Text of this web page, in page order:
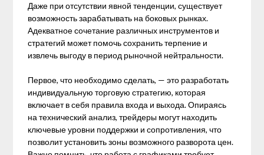
Даже при отсутствии явной тенденции, существует
возможность зарабатывать на боковых рынках.
Адекватное сочетание различных инструментов и
стратегий может помочь сохранить терпение и
извлечь выгоду в период рыночной нейтральности.
Первое, что необходимо сделать, — это разработать
индивидуальную торговую стратегию, которая
включает в себя правила входа и выхода. Опираясь
на технический анализ, трейдеры могут находить
ключевые уровни поддержки и сопротивления, что
позволит установить зоны возможного разворота цен.